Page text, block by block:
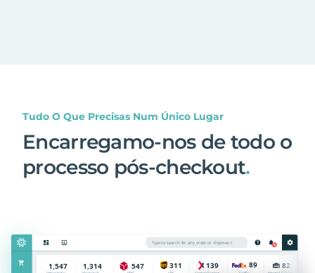
Tudo O Que Precisas Num Único Lugar
Encarregamo-nos de todo o
processo pós-checkout.